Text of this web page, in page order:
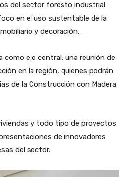
del sector foresto industrial
en el uso sustentable de la
y decoración.
como eje central; una reunión de
en la región, quienes podrán
de la Construcción con Madera
y todo tipo de proyectos
de innovadores
del sector.